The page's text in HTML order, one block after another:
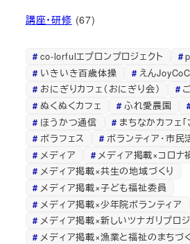
講座・研修 (67)
co-lorfulエプロンプロジェクト
いきいき百歳体操
えん
おにぎりカフェ（おにぎり会）
ぬくぬくカフェ
ふれ愛農園
ほうかつ通信
まちなかカフェ「
ボラフェス
ボランティア・市
メディア
メディア掲載×コロナ
メディア掲載×共生の地域づくり
メディア掲載×子ども福祉委員
メディア掲載×少年院ボランティア
メディア掲載×新しいツナガリプロジ
メディア掲載×漁業と福祉のまちづ